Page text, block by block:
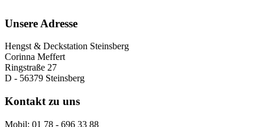
Unsere Adresse
Hengst & Deckstation Steinsberg
Corinna Meffert
Ringstraße 27
D - 56379 Steinsberg
Kontakt zu uns
Mobil: 01 78 - 696 33 88